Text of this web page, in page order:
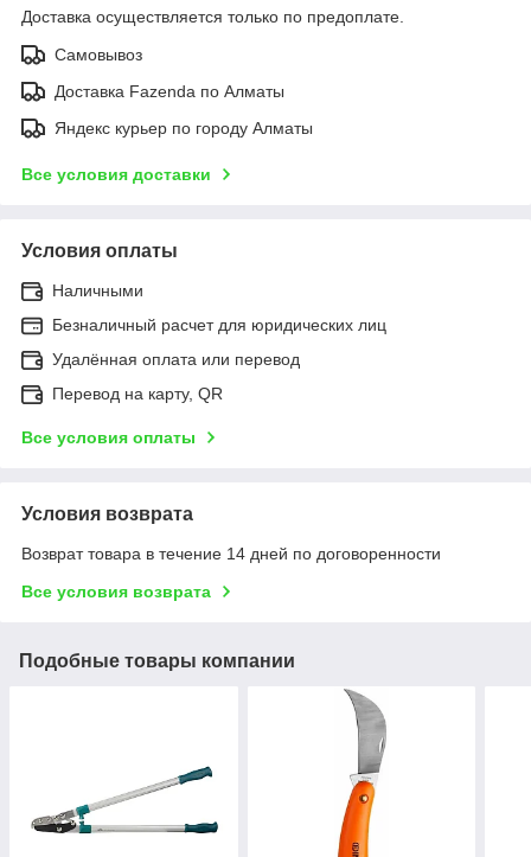
Доставка осуществляется только по предоплате.
Самовывоз
Доставка Fazenda по Алматы
Яндекс курьер по городу Алматы
Все условия доставки
Условия оплаты
Наличными
Безналичный расчет для юридических лиц
Удалённая оплата или перевод
Перевод на карту, QR
Все условия оплаты
Условия возврата
Возврат товара в течение 14 дней по договоренности
Все условия возврата
Подобные товары компании